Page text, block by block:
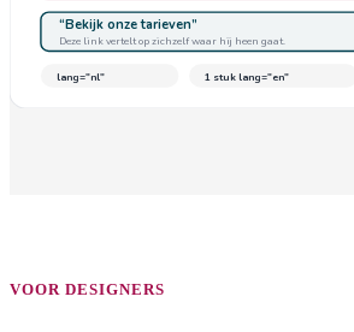
“Bekijk onze tarieven”
Deze link vertelt op zichzelf waar hij heen gaat.
lang="nl" 1 stuk lang="en"
VOOR DESIGNERS